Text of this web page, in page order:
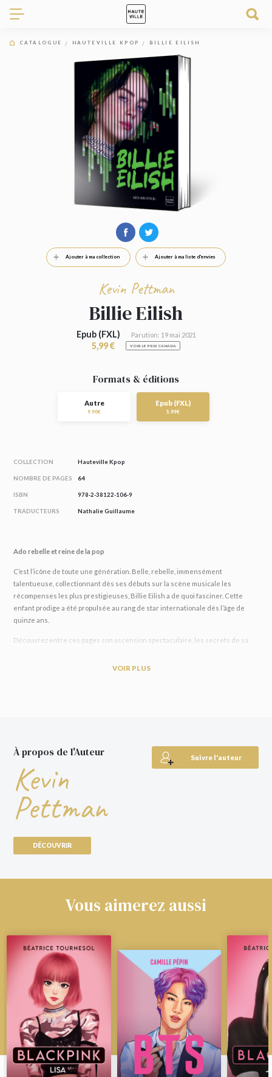
CATALOGUE HAUTEVILLE KPOP BILLIE EILISH
Ajouter à ma collection Ajouter à ma liste d'envies
Kevin Pettman
Billie Eilish
Epub (FXL) Parution: 19 mai 2021
5,99 € VOIR LE PRIX CANADA
Formats & éditions
Autre
9.90€
Epub (FXL)
5.99€
COLLECTION Hauteville Kpop
NOMBRE DE PAGES 64
ISBN 978-2-38122-106-9
TRADUCTEURS Nathalie Guillaume
Ado rebelle et reine de la pop
C’est l’icône de toute une génération. Belle, rebelle, immensément
talentueuse, collectionnant dès ses débuts sur la scène musicale les
récompenses les plus prestigieuses, Billie Eilish a de quoi fasciner. Cette
enfant prodige a été propulsée au rang de star internationale dès l’âge de
quinze ans.
Découvrez entre ces pages son ascension spectaculaire, les secrets de sa
VOIR PLUS
Suivre l'auteur
À propos de l'Auteur
Kevin
Pettman
DÉCOUVRIR
Vous aimerez aussi